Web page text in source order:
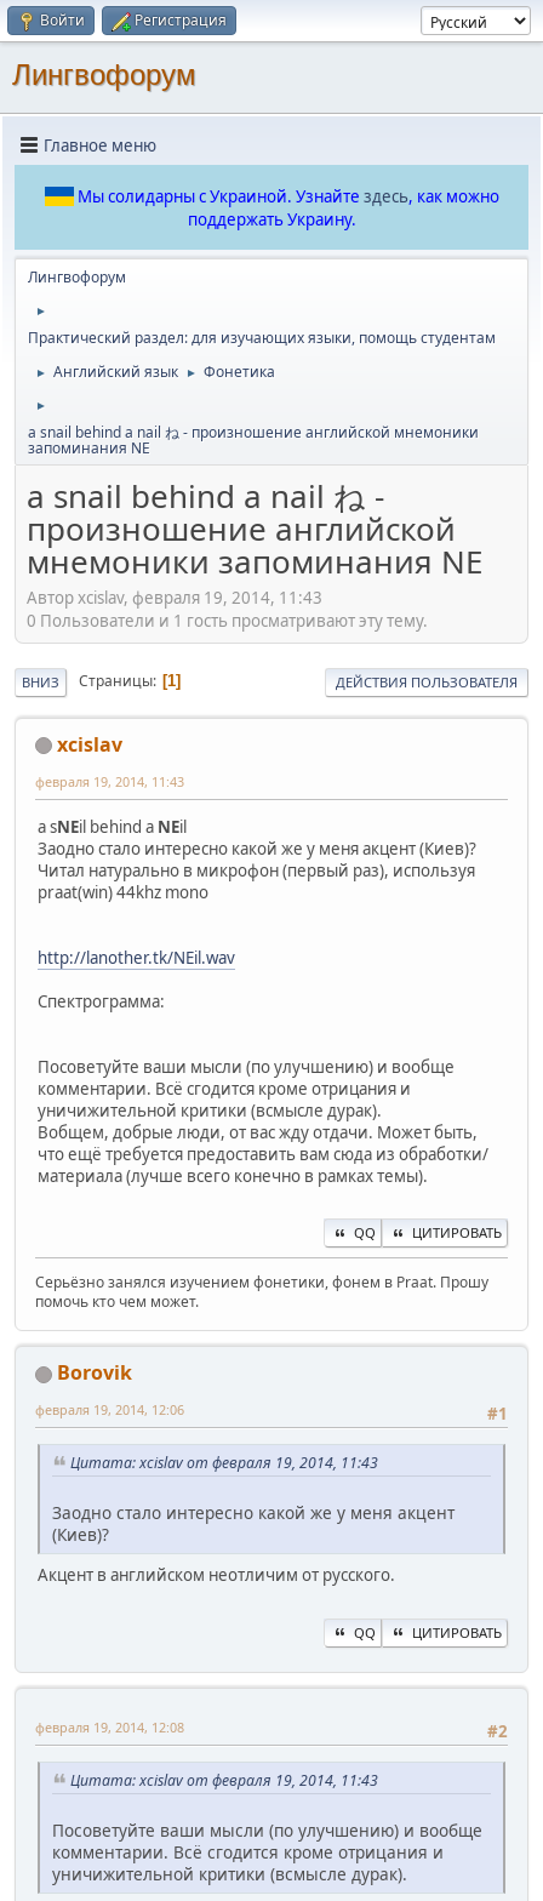
Войти Регистрация
Лингвофорум
Главное меню
Мы солидарны с Украиной. Узнайте здесь, как можно
поддержать Украину.
Лингвофорум
►
Практический раздел: для изучающих языки, помощь студентам
► Английский язык ► Фонетика
►
a snail behind a nail ね - произношение английской мнемоники
запоминания NE
a snail behind a nail ね -
произношение английской
мнемоники запоминания NE
Автор xcislav, февраля 19, 2014, 11:43
0 Пользователи и 1 гость просматривают эту тему.
ВНИЗ Страницы 1 ДЕЙСТВИЯ ПОЛЬЗОВАТЕЛЯ
xcislav
февраля 19, 2014, 11:43
a sNEil behind a NEil
Заодно стало интересно какой же у меня акцент (Киев)?
Читал натурально в микрофон (первый раз), используя
praat(win) 44khz mono
http://lanother.tk/NEil.wav
Спектрограмма:
Посоветуйте ваши мысли (по улучшению) и вообще
комментарии. Всё сгодится кроме отрицания и
уничижительной критики (всмысле дурак).
Вобщем, добрые люди, от вас жду отдачи. Может быть,
что ещё требуется предоставить вам сюда из обработки/
материала (лучше всего конечно в рамках темы).
QQ ЦИТИРОВАТЬ
Серьёзно занялся изучением фонетики, фонем в Praat. Прошу
помочь кто чем может.
Borovik
#1
февраля 19, 2014, 12:06
Цитата: xcislav от февраля 19, 2014, 11:43
Заодно стало интересно какой же у меня акцент
(Киев)?
Акцент в английском неотличим от русского.
QQ ЦИТИРОВАТЬ
#2
февраля 19, 2014, 12:08
Цитата: xcislav от февраля 19, 2014, 11:43
Посоветуйте ваши мысли (по улучшению) и вообще
комментарии. Всё сгодится кроме отрицания и
уничижительной критики (всмысле дурак).